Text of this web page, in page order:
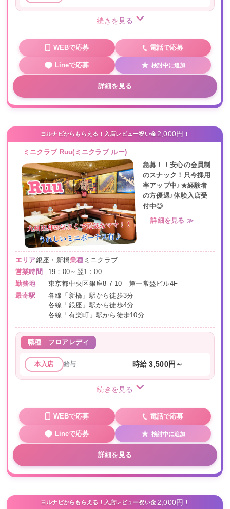
続きを見る
WEBで応募 電話で応募
Lineで応募 検討中に追加
詳細を見る
ヨルナビからもらえる！入店レビュー祝い金 2,000円 ！
ミニクラブ Ruu(ミニクラブ ルー)
急募！！安心の会員制
のスナック！只今採用
率アップ中♪★経験者
の方優遇♪体験入店受
付中◎
詳細を見る ≫
エリア銀座・新橋業種 ミニクラブ
営業時間
19：00～翌1：00
勤務地
東京都中央区銀座8-7-10 第一常盤ビル4F
最寄駅
各線「新橋」駅から徒歩3分
各線「銀座」駅から徒歩4分
各線「有楽町」駅から徒歩10分
職種 フロアレディ
本入店 給与 時給 3,500円～
続きを見る
WEBで応募 電話で応募
Lineで応募 検討中に追加
詳細を見る
ヨルナビからもらえる！入店レビュー祝い金 2,000円 ！